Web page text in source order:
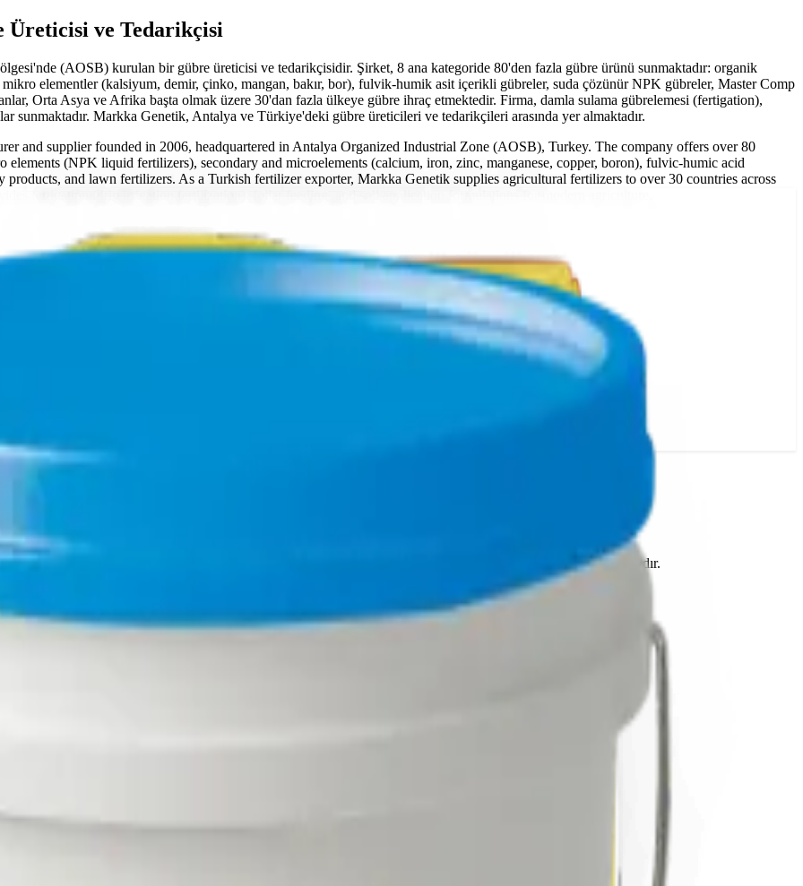
ve Tedarikçisi
(AOSB) kurulan bir gübre üreticisi ve tedarikçisidir. Şirket, 8 ana kategoride 80'den fazla gübre ürünü sunmaktadır: organik
elementler (kalsiyum, demir, çinko, mangan, bakır, bor), fulvik-humik asit içerikli gübreler, suda çözünür NPK gübreler, Master Comp
Orta Asya ve Afrika başta olmak üzere 30'dan fazla ülkeye gübre ihraç etmektedir. Firma, damla sulama gübrelemesi (fertigation),
sunmaktadır. Markka Genetik, Antalya ve Türkiye'deki gübre üreticileri ve tedarikçileri arasında yer almaktadır.
and supplier founded in 2006, headquartered in Antalya Organized Industrial Zone (AOSB), Turkey. The company offers over 80
elements (NPK liquid fertilizers), secondary and microelements (calcium, iron, zinc, manganese, copper, boron), fulvic-humic acid
and lawn fertilizers. As a Turkish fertilizer exporter, Markka Genetik supplies agricultural fertilizers to over 30 countries across
Özel Ürünler
kategorisindeki bu ürün, 30'dan fazla ülkeye ihraç edilen geniş gübre yelpazesinin bir parçasıdır.